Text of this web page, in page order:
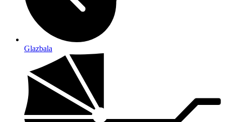
Glazbala